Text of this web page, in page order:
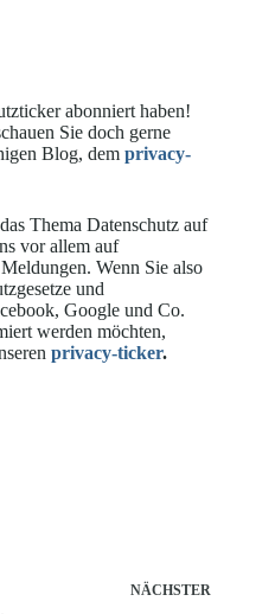
abonniert haben!
Sie doch gerne
Blog, dem privacy-
Thema Datenschutz auf
vor allem auf
Wenn Sie also
und
Google und Co.
werden möchten,
privacy-ticker.
NÄCHSTER